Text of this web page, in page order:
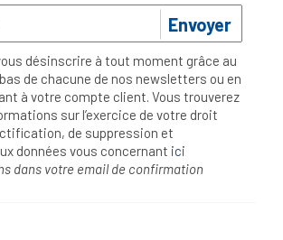
Envoyer
désinscrire à tout moment grâce au
de chacune de nos newsletters ou en
à votre compte client. Vous trouverez
sur l’exercice de votre droit
de suppression et
données vous concernant ici
dans votre email de confirmation